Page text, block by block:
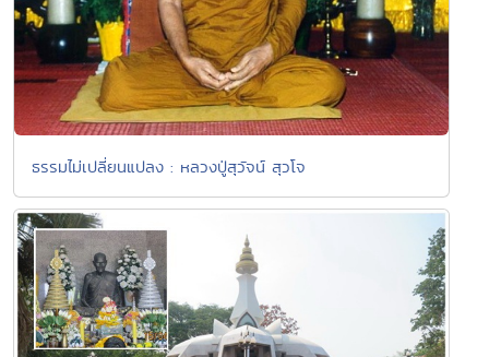
ธรรมไม่เปลี่ยนแปลง : หลวงปู่สุวัจน์ สุวโจ